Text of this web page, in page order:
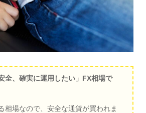
全、確実に運用したい」FX相場で
相場なので、安全な通貨が買われま